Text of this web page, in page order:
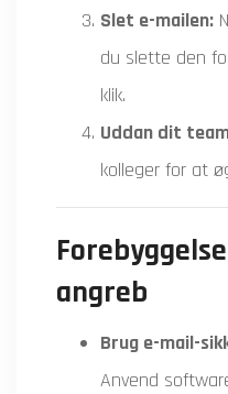
Slet e-mailen:
du slette den
klik.
Uddan dit
kolleger for at
angreb
Brug e-mail-
Anvend